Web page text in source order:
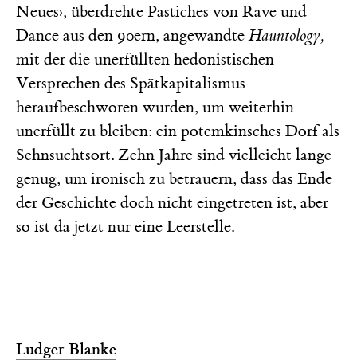
Neues›, überdrehte Pastiches von Rave und
Dance aus den 90ern, angewandteHauntology,
mit der die unerfüllten hedonistischen
Versprechen des Spätkapitalismus
heraufbeschworen wurden, um weiterhin
unerfüllt zu bleiben: ein potemkinsches Dorf als
Sehnsuchtsort. Zehn Jahre sind vielleicht lange
genug, um ironisch zu betrauern, dass das Ende
der Geschichte doch nicht eingetreten ist, aber
so ist da jetzt nur eine Leerstelle.
Ludger Blanke